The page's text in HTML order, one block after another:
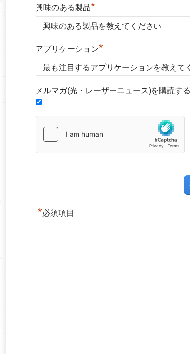
興味のある製品*
アプリケーション*
メルマガ(光・レーザーニュース)を購読する
*必須項目